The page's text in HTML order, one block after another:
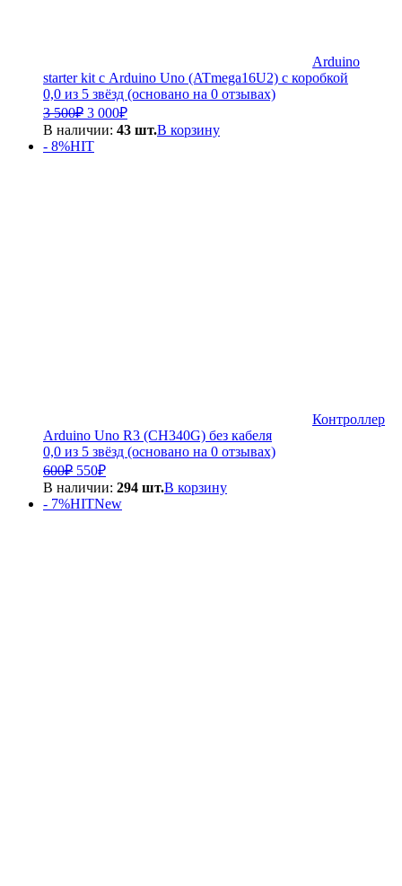
Arduino
starter kit с Arduino Uno (ATmega16U2) с коробкой
0,0 из 5 звёзд (основано на 0 отзывах)
3 500₽ Первоначальная
цена
составляла
3
3 000₽Текущая
цена:
В наличии: 43 шт.В корзину
- 8%HIT
Контроллер
Arduino Uno R3 (CH340G) без кабеля
0,0 из 5 звёзд (основано на 0 отзывах)
600₽ Первоначальная
цена
составляла
550₽Текущая
цена:
550₽.
В наличии: 294 шт.В корзину
- 7%HITNew